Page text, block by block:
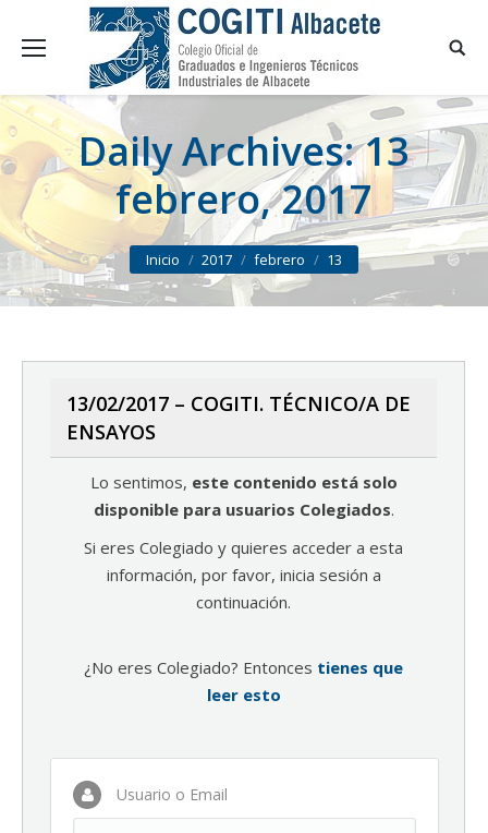
Daily Archives:13
febrero, 2017
You are here:
Inicio 2017 febrero 13
13/02/2017 – COGITI. TÉCNICO/A DE
ENSAYOS
Lo sentimos, este contenido está solo
disponible para usuarios Colegiados.
Si eres Colegiado y quieres acceder a esta
información, por favor, inicia sesión a
continuación.
¿No eres Colegiado? Entonces tienes que
leer esto
Usuario o Email